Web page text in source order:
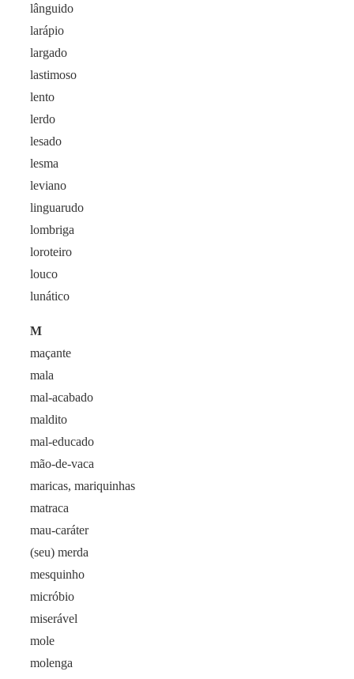
lânguido
larápio
largado
lastimoso
lento
lerdo
lesado
lesma
leviano
linguarudo
lombriga
loroteiro
louco
lunático
M
maçante
mala
mal-acabado
maldito
mal-educado
mão-de-vaca
maricas, mariquinhas
matraca
mau-caráter
(seu) merda
mesquinho
micróbio
miserável
mole
molenga